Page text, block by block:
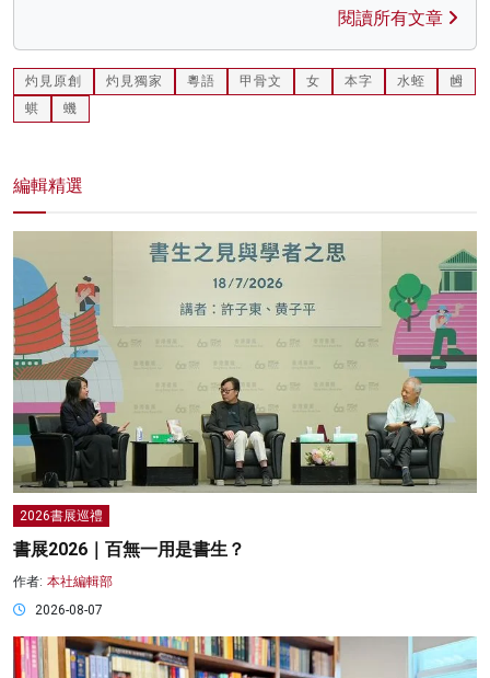
閱讀所有文章
灼見原創 灼見獨家 粵語 甲骨文 女 本字 水蛭
乸
蜞
蟣
編輯精選
2026書展巡禮
書展2026｜百無一用是書生？
作者: 本社編輯部
2026-08-07